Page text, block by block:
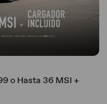
o Hasta 36 MSI +